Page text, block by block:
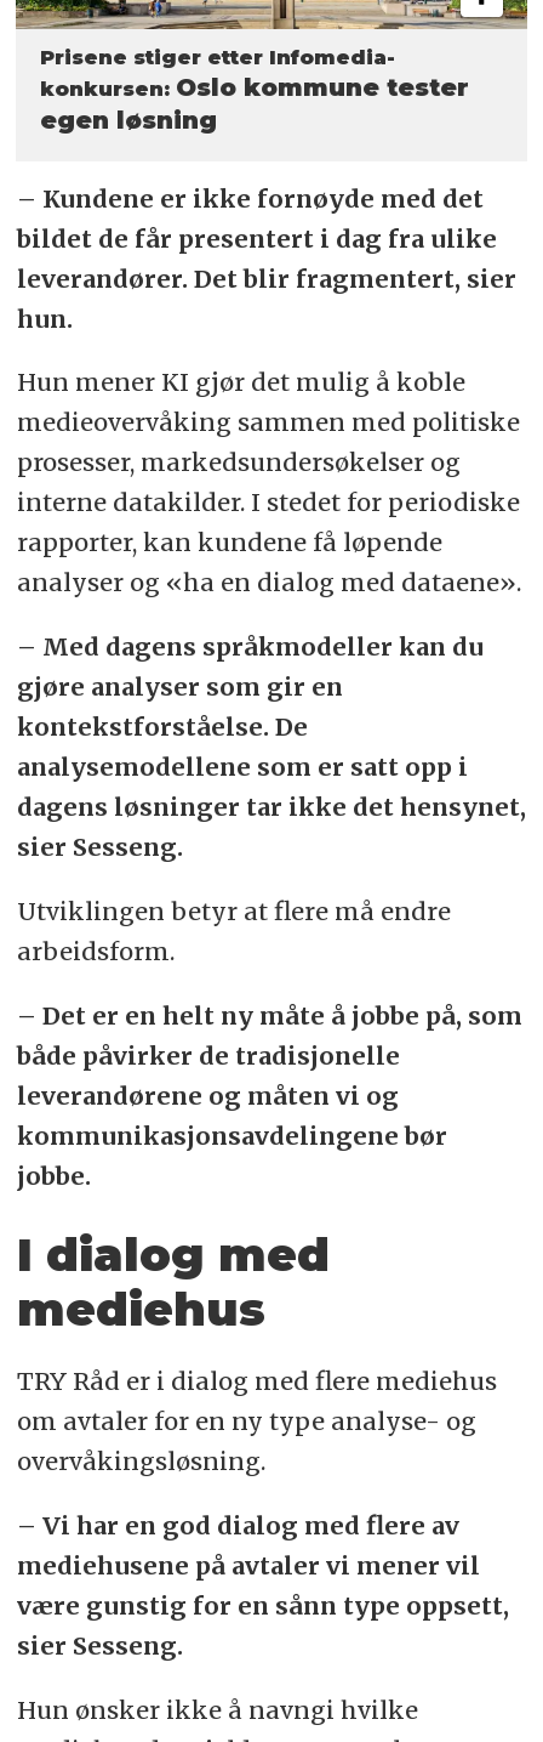
Prisene stiger etter Infomedia-
konkursen: Oslo kommune tester
egen løsning
– Kundene er ikke fornøyde med det
bildet de får presentert i dag fra ulike
leverandører. Det blir fragmentert, sier
hun.
Hun mener KI gjør det mulig å koble
medieovervåking sammen med politiske
prosesser, markedsundersøkelser og
interne datakilder. I stedet for periodiske
rapporter, kan kundene få løpende
analyser og «ha en dialog med dataene».
– Med dagens språkmodeller kan du
gjøre analyser som gir en
kontekstforståelse. De
analysemodellene som er satt opp i
dagens løsninger tar ikke det hensynet,
sier Sesseng.
Utviklingen betyr at flere må endre
arbeidsform.
– Det er en helt ny måte å jobbe på, som
både påvirker de tradisjonelle
leverandørene og måten vi og
kommunikasjonsavdelingene bør
jobbe.
I dialog med
mediehus
TRY Råd er i dialog med flere mediehus
om avtaler for en ny type analyse- og
overvåkingsløsning.
– Vi har en god dialog med flere av
mediehusene på avtaler vi mener vil
være gunstig for en sånn type oppsett,
sier Sesseng.
Hun ønsker ikke å navngi hvilke